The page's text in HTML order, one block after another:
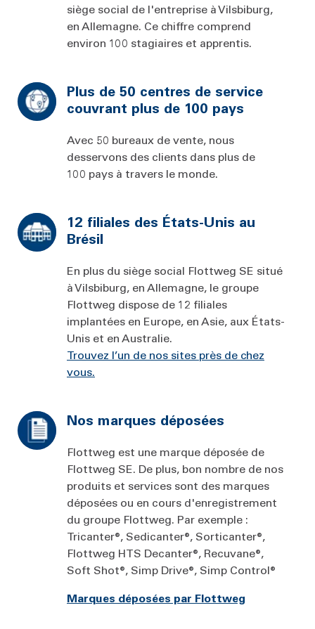
siège social de l'entreprise à Vilsbiburg,
en Allemagne. Ce chiffre comprend
environ 100 stagiaires et apprentis.
Plus de 50 centres de service
couvrant plus de 100 pays
Avec 50 bureaux de vente, nous
desservons des clients dans plus de
100 pays à travers le monde.
12 filiales des États-Unis au
Brésil
En plus du siège social Flottweg SE situé
à Vilsbiburg, en Allemagne, le groupe
Flottweg dispose de 12 filiales
implantées en Europe, en Asie, aux États-
Unis et en Australie.
Trouvez l’un de nos sites près de chez
vous.
Nos marques déposées
Flottweg est une marque déposée de
Flottweg SE. De plus, bon nombre de nos
produits et services sont des marques
déposées ou en cours d'enregistrement
du groupe Flottweg. Par exemple :
Tricanter®, Sedicanter®, Sorticanter®,
Flottweg HTS Decanter®, Recuvane®,
Soft Shot®, Simp Drive®, Simp Control®
Marques déposées par Flottweg